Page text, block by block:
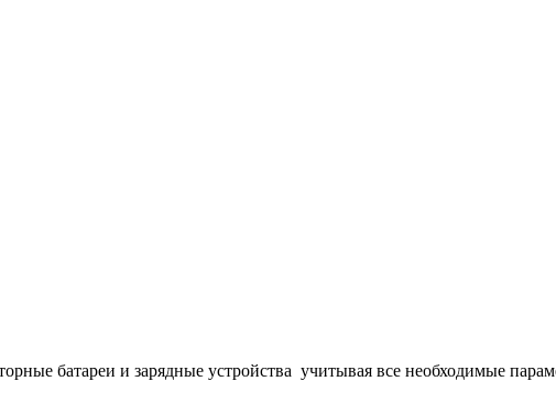
батареи и зарядные устройства учитывая все необходимые